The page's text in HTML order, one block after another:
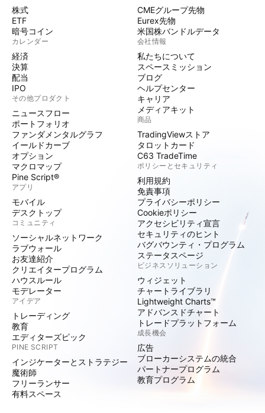
株式
ETF
暗号コイン
カレンダー
経済
決算
配当
IPO
その他プロダクト
ニュースフロー
ポートフォリオ
ファンダメンタルグラフ
イールドカーブ
オプション
マクロマップ
Pine Script®
アプリ
モバイル
デスクトップ
コミュニティ
ソーシャルネットワーク
ラブウォール
お友達紹介
クリエイタープログラム
ハウスルール
モデレーター
アイデア
トレーディング
教育
エディターズピック
PINE SCRIPT
インジケーターとストラテジー
魔術師
フリーランサー
有料スペース
CMEグループ先物
Eurex先物
米国株バンドルデータ
会社情報
私たちについて
スペースミッション
ブログ
ヘルプセンター
キャリア
メディアキット
商品
TradingViewストア
タロットカード
C63 TradeTime
ポリシーとセキュリティ
利用規約
免責事項
プライバシーポリシー
Cookieポリシー
アクセシビリティ宣言
セキュリティのヒント
バグバウンティ・プログラム
ステータスページ
ビジネスソリューション
ウィジェット
チャートライブラリ
Lightweight Charts™
アドバンスドチャート
トレードプラットフォーム
成長機会
広告
ブローカーシステムの統合
パートナープログラム
教育プログラム